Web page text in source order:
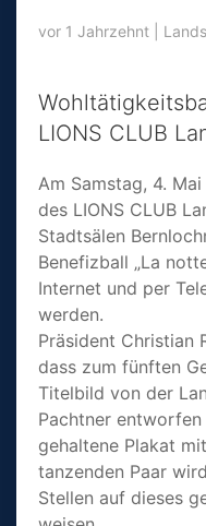
vor 1 Jahrzehnt
LIONS CLUB
Am Samstag, 4.
des LI­ONS CLUB
Stadtsälen
Benefizball „La
Internet und per
werden.
Präsident Christian
dass zum fünften
Ti­telbild von der
Pachtner
gehal­tene Plakat
tanzenden Paar
Stellen auf dieses